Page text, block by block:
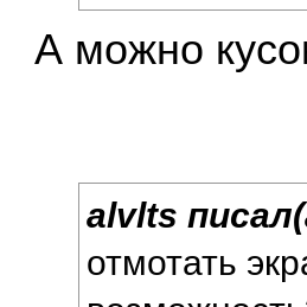
А можно
alvlts
отмотать